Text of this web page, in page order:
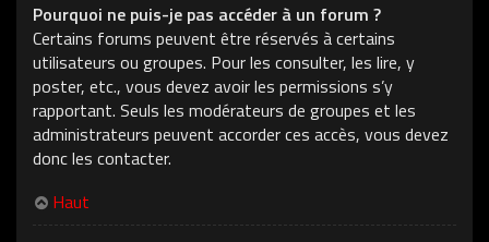
Pourquoi ne puis-je pas accéder à un forum ?
Certains forums peuvent être réservés à certains
utilisateurs ou groupes. Pour les consulter, les lire, y
poster, etc., vous devez avoir les permissions s’y
rapportant. Seuls les modérateurs de groupes et les
administrateurs peuvent accorder ces accès, vous devez
donc les contacter.
Haut